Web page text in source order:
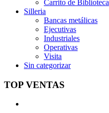
Carrito de Biblioteca
Silleria
Bancas metálicas
Ejecutivas
Industriales
Operativas
Visita
Sin categorizar
TOP VENTAS